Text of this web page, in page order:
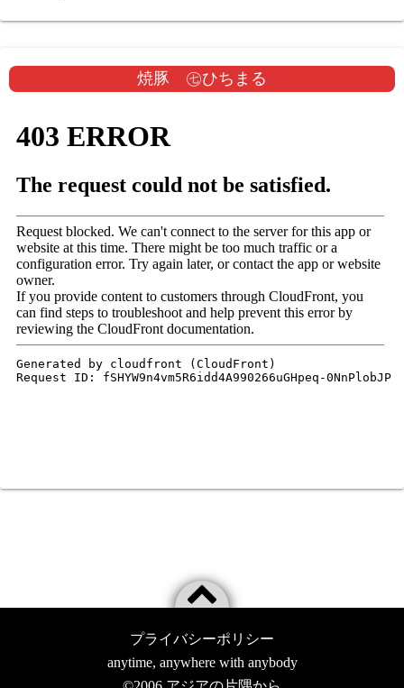
焼豚 ㊆ひちまる
プライバシーポリシー
anytime, anywhere with anybody